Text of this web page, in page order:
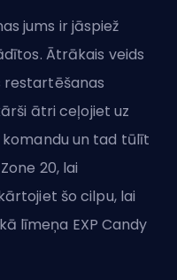
jums ir jāspiež
Ātrākais veids
ātri ceļojiet uz
un tad tūlīt
20, lai
šo cilpu, lai
līmeņa EXP Candy